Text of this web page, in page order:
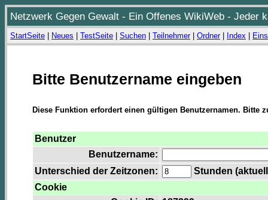
Netzwerk Gegen Gewalt - Ein Offenes WikiWeb - Jeder
StartSeite Neues TestSeite Suchen Teilnehmer| Ordner| Index
Bitte Benutzername eingeben
Diese Funktion erfordert einen gültigen Benutzernamen. Bitte
Benutzer
Benutzername:
Unterschied der Zeitzonen:
Stunden
Cookie